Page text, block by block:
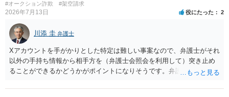
#オークション詐欺
#架空請求
2026年7月13日 役にたった 2
川添 圭 弁護士
Xアカウントを手がかりとした特定は難しい事案なので、弁護士がそれ
以外の手持ち情報から相手方を（弁護士会照会を利用して）突き止め
ることができるかどうかがポイントになりそうです。弁護士による調
せることになるでしょう。見通しについては、実際の資料等を弁護士